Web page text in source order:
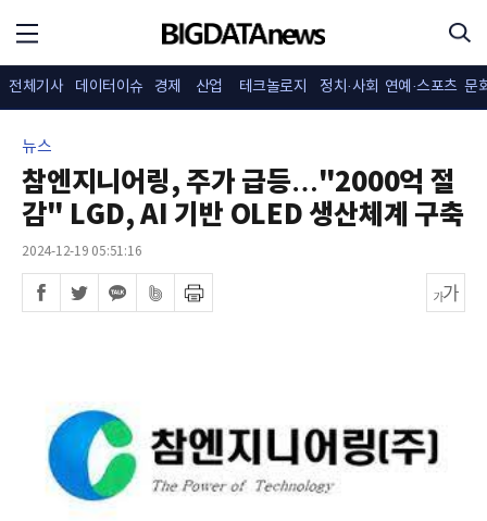
전체기사 데이터이슈 경제 산업 테크놀로지 정치·사회 연예·스포츠 문
뉴스
참엔지니어링, 주가 급등…"2000억 절
감" LGD, AI 기반 OLED 생산체계 구축
2024-12-19 05:51:16